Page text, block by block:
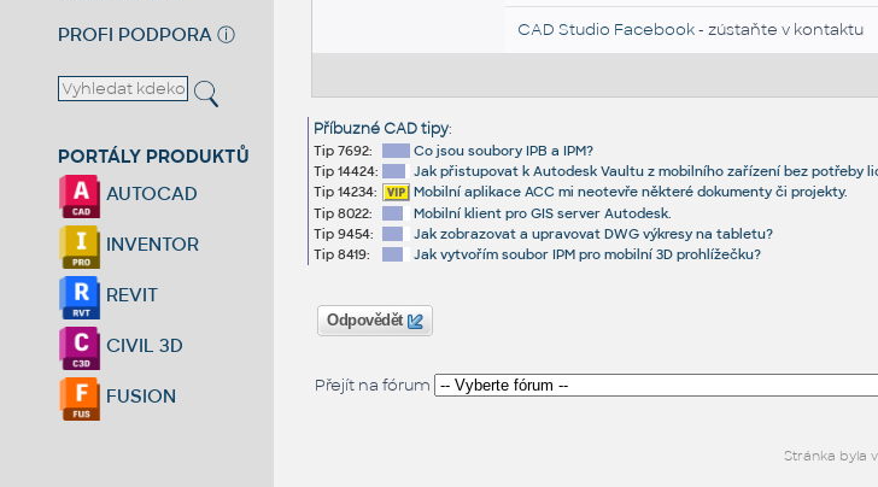
PROFI PODPORA ⓘ
PORTÁLY PRODUKTŮ
AUTOCAD
INVENTOR
REVIT
CIVIL 3D
FUSION
CAD Studio Facebook- zústaňte v kontaktu
Příbuzné CAD tipy:
Tip 7692:
Co jsou soubory IPB a IPM?
Tip 14424:
Jak přistupovat k Autodesk Vaultu z mobilního zařízení bez potřeby
Tip 14234:
Mobilní aplikace ACC mi neotevře některé dokumenty či projekty.
Tip 8022:
Mobilní klient pro GIS server Autodesk.
Tip 9454:
Jak zobrazovat a upravovat DWG výkresy na tabletu?
Tip 8419:
Jak vytvořím soubor IPM pro mobilní 3D prohlížečku?
Odpovědět
Přejít na fórum
Stránka byla